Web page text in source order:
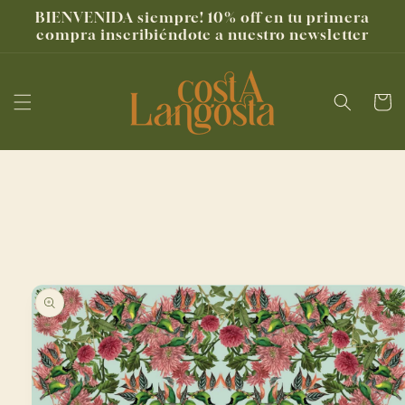
directamente
al contenido
BIENVENIDA siempre! 10% off en tu primera
compra inscribiéndote a nuestro newsletter
Carrito